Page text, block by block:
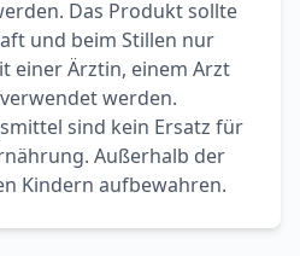
Das Produkt sollte
und beim Stillen nur
einer Ärztin, einem Arzt
werden.
sind kein Ersatz für
Außerhalb der
Kindern aufbewahren.